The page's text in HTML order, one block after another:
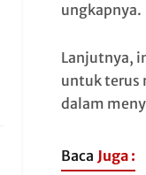
ungkapnya.
Lanjutnya,
untuk terus
dalam
Baca Juga :